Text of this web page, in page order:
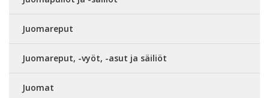
Juomareput
Juomareput, -vyöt, -asut ja säiliöt
Juomat